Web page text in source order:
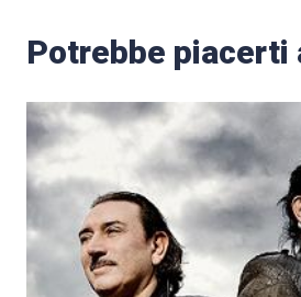
Potrebbe piacerti